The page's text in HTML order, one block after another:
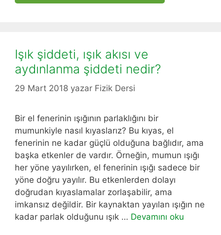
Işık şiddeti, ışık akısı ve
aydınlanma şiddeti nedir?
29 Mart 2018 yazar Fizik Dersi
Bir el fenerinin ışığının parlaklığını bir
mumunkiyle nasıl kıyaslarız? Bu kıyas, el
fenerinin ne kadar güçlü olduğuna bağlıdır, ama
başka etkenler de vardır. Örneğin, mumun ışığı
her yöne yayılırken, el fenerinin ışığı sadece bir
yöne doğru yayılır. Bu etkenlerden dolayı
doğrudan kıyaslamalar zorlaşabilir, ama
imkansız değildir. Bir kaynaktan yayılan ışığın ne
kadar parlak olduğunu ışık … Devamını oku